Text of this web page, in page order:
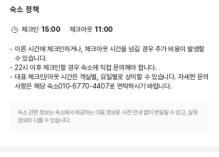
숙소 정책
체크인 15:00 체크아웃 11:00
이른 시간에 체크인하거나, 체크아웃 시간을 넘길 경우 추가 비용이 발생할
수 있습니다.
22시 이후 체크인할 경우 숙소에 직접 문의해야 합니다.
대표 체크인/아웃 시간은 객실별, 요일별로 상이할 수 있습니다. 자세한 문의
사항은 해당 숙소010-6770-4407로 연락하시기 바랍니다.
숙소 관련 정보는 숙소에서 제공하는 대표 정보로 사전 안내 없이 변동될 수 있고, 실제
정보와 다를 수 있습니다.